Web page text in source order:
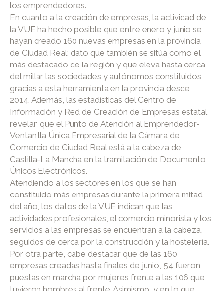
los emprendedores.
En cuanto a la creación de empresas, la actividad de
la VUE ha hecho posible que entre enero y junio se
hayan creado 160 nuevas empresas en la provincia
de Ciudad Real; dato que también se sitúa como el
más destacado de la región y que eleva hasta cerca
del millar las sociedades y autónomos constituidos
gracias a esta herramienta en la provincia desde
2014. Además, las estadísticas del Centro de
Información y Red de Creación de Empresas estatal
revelan que el Punto de Atención al Emprendedor-
Ventanilla Única Empresarial de la Cámara de
Comercio de Ciudad Real está a la cabeza de
Castilla-La Mancha en la tramitación de Documento
Únicos Electrónicos.
Atendiendo a los sectores en los que se han
constituido más empresas durante la primera mitad
del año, los datos de la VUE indican que las
actividades profesionales, el comercio minorista y los
servicios a las empresas se encuentran a la cabeza,
seguidos de cerca por la construcción y la hostelería.
Por otra parte, cabe destacar que de las 160
empresas creadas hasta finales de junio, 54 fueron
puestas en marcha por mujeres frente a las 106 que